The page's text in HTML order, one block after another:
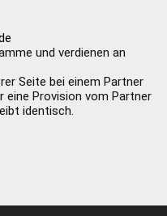
und verdienen an
Seite bei einem Partner
Provision vom Partner
identisch.